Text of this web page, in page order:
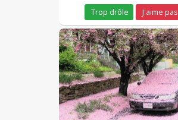
Trop drôle J'aime pas